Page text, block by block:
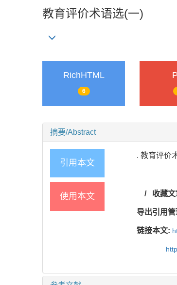
教育评价术语选(一)
RichHTML
6
摘要/Abstract
引用本文
. 教育评价
使用本文 / 收藏
导出引用
链接本文: